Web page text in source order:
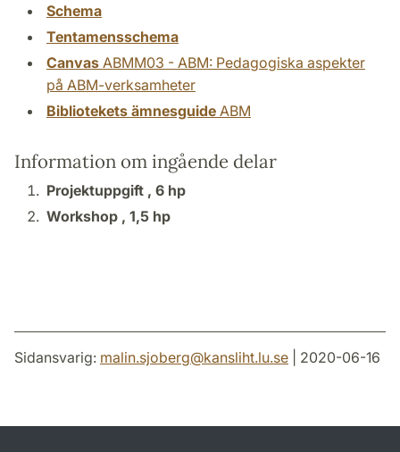
Schema
Tentamensschema
Canvas ABMM03 - ABM: Pedagogiska aspekter
på ABM-verksamheter
Bibliotekets ämnesguide ABM
Information om ingående delar
Projektuppgift , 6 hp
Workshop , 1,5 hp
Sidansvarig: malin.sjoberg@kansliht.lu.se | 2020-06-16